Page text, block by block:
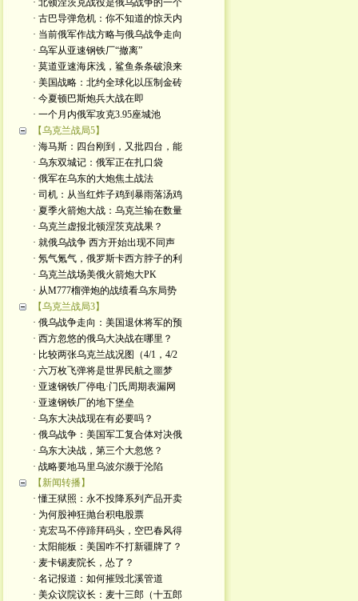
· 北顿涅茨克战役是俄乌战争的一个
· 古巴导弹危机：你不知道的惊天内
· 当前俄军作战方略与俄乌战争走向
· 乌军从亚速钢铁厂“撤离”
· 莫道亚速海床浅，鲨鱼条条破浪来
· 美国战略：北约全球化以压制金砖
· 今夏顿巴斯炮兵大战在即
· 一个月内俄军攻克3.95座城池
【乌克兰战局5】
· 海马斯：四台刚到，又批四台，能
· 乌东双城记：俄军正在扎口袋
· 俄军在乌东的大炮焦土战法
· 司机：从当红炸子鸡到暴雨落汤鸡
· 夏季火箭炮大战：乌克兰输在数量
· 乌克兰虚报北顿涅茨克战果？
· 就俄乌战争 西方开始出现不同声
· 氖气氪气，俄罗斯卡西方脖子的利
· 乌克兰战场美俄火箭炮大PK
· 从M777榴弹炮的战绩看乌东局势
【乌克兰战局3】
· 俄乌战争走向：美国退休将军的预
· 西方忽悠的俄乌大决战在哪里？
· 比较两张乌克兰战况图（4/1，4/2
· 六万枚飞弹将是世界民航之噩梦
· 亚速钢铁厂停电·门氏周期表漏网
· 亚速钢铁厂的地下堡垒
· 乌东大决战现在有必要吗？
· 俄乌战争：美国军工复合体对决俄
· 乌东大决战，第三个大忽悠？
· 战略要地马里乌波尔濒于沦陷
【新闻转播】
· 懂王狱照：永不投降系列产品开卖
· 为何股神狂抛台积电股票
· 克宏马不停蹄拜码头，空巴春风得
· 太阳能板：美国咋不打新疆牌了？
· 麦卡锡麦院长，怂了？
· 名记报道：如何摧毁北溪管道
· 美众议院议长：麦十三郎（十五郎